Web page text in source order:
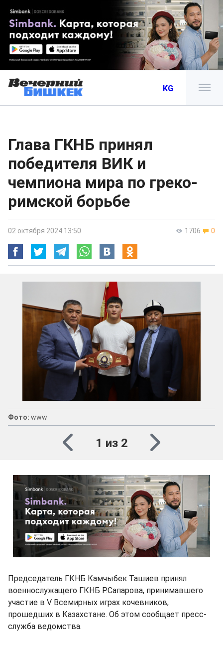
KG
Глава ГКНБ принял
победителя ВИК и
чемпиона мира по греко-
римской борьбе
1706 0
02 октября 2024 13:50
Фото: www
1 из 2
Председатель ГКНБ Камчыбек Ташиев принял
военнослужащего ГКНБ Р.Сапарова, принимавшего
участие в V Всемирных играх кочевников,
прошедших в Казахстане. Об этом сообщает пресс-
служба ведомства.